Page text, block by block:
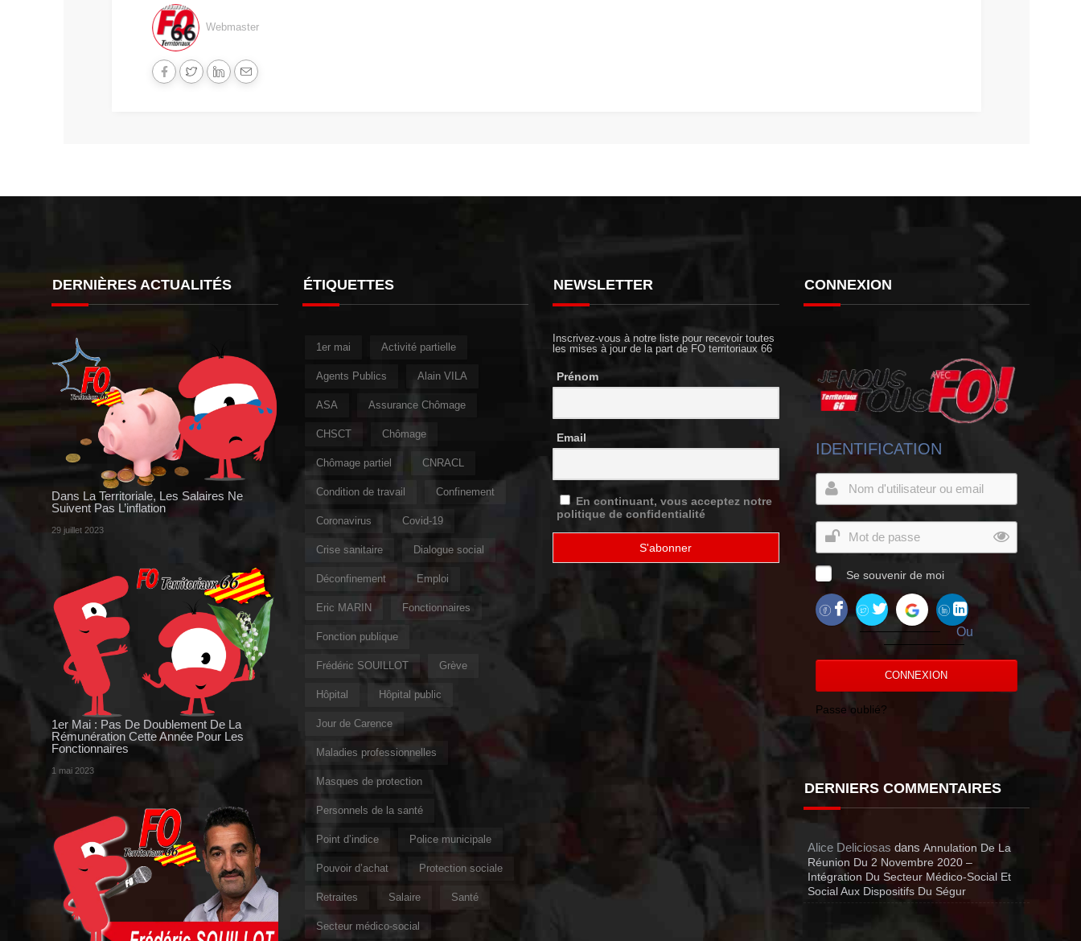
Webmaster
DERNIÈRES ACTUALITÉS
Dans La Territoriale, Les Salaires Ne
Suivent Pas L’inflation
29 juillet 2023
1er Mai : Pas De Doublement De La
Rémunération Cette Année Pour Les
Fonctionnaires
1 mai 2023
ÉTIQUETTES
1er mai Activité partielle
Agents Publics Alain VILA
ASA Assurance Chômage
CHSCT Chômage
Chômage partiel CNRACL
Condition de travail Confinement
Coronavirus Covid-19
Crise sanitaire Dialogue social
Déconfinement Emploi
Eric MARIN Fonctionnaires
Fonction publique
Frédéric SOUILLOT Grève
Hôpital Hôpital public
Jour de Carence
Maladies professionnelles
Masques de protection
Personnels de la santé
Point d’indice Police municipale
Pouvoir d’achat Protection sociale
Retraites Salaire Santé
Secteur médico-social
NEWSLETTER
Inscrivez-vous à notre liste pour recevoir toutes
les mises à jour de la part de FO territoriaux 66
Prénom
Email
En continuant, vous acceptez notre
politique de confidentialité
CONNEXION
IDENTIFICATION
Se souvenir de moi
Ou
CONNEXION
Passe oublié?
DERNIERS COMMENTAIRES
Alice Deliciosas dans Annulation De La
Réunion Du 2 Novembre 2020 –
Intégration Du Secteur Médico-Social Et
Social Aux Dispositifs Du Ségur